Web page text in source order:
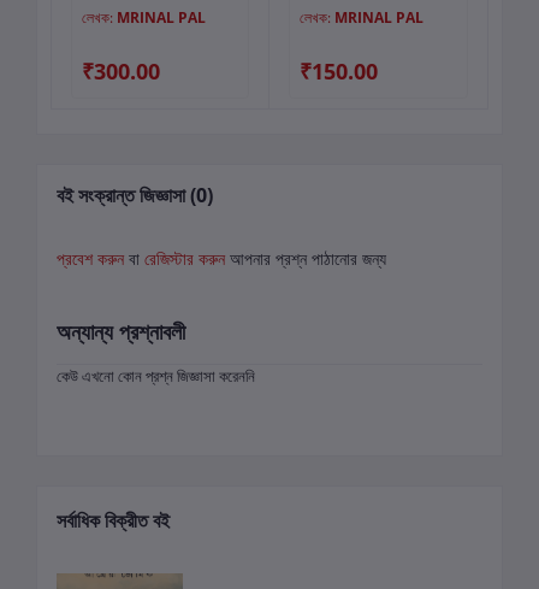
লেখক: MRINAL PAL
₹300.00
লেখক: MRINAL PAL
₹150.00
বই সংক্রান্ত জিজ্ঞাসা (0)
প্রবেশ করুন বা রেজিস্টার করুন আপনার প্রশ্ন পাঠানোর জন্য
অন্যান্য প্রশ্নাবলী
কেউ এখনো কোন প্রশ্ন জিজ্ঞাসা করেননি
সর্বাধিক বিক্রীত বই